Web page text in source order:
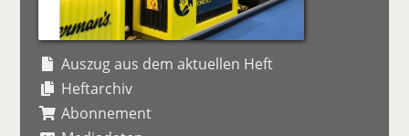
Auszug aus dem aktuellen Heft
Heftarchiv
Abonnement